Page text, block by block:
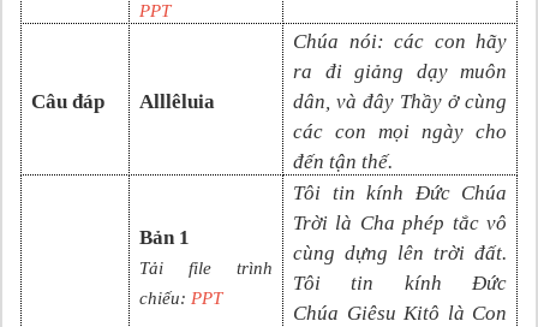
PPT
Câu đáp Alllêluia
Chúa nói: các con hãy
ra đi giảng dạy muôn
dân, và đây Thầy ở cùng
các con mọi ngày cho
đến tận thế.
Bản 1
Tải file trình
chiếu: PPT
Tôi tin kính Đức Chúa
Trời là Cha phép tắc vô
cùng dựng lên trời đất.
Tôi tin kính Đức
Chúa Giêsu Kitô là Con